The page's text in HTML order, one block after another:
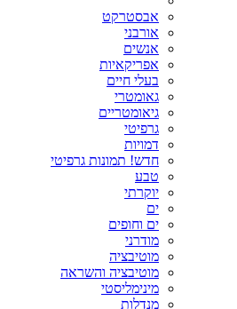
אבסטרקט
אורבני
אנשים
אפריקאיות
בעלי חיים
גאומטרי
גיאומטריים
גרפיטי
דמויות
חדש! תמונות גרפיטי
טבע
יוקרתי
ים
ים וחופים
מודרני
מוטיבציה
מוטיבציה והשראה
מינימליסטי
מנדלות